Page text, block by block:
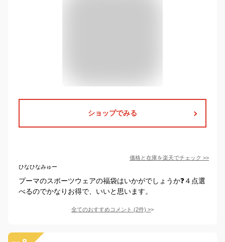
ショップでみる
価格と在庫を楽天でチェック >>
ひなひなみゅー
プーマのスポーツウェアの福袋はいかがでしょうか❓４点選
べるのでかなりお得で、いいと思います。
全てのおすすめコメント (2件) >